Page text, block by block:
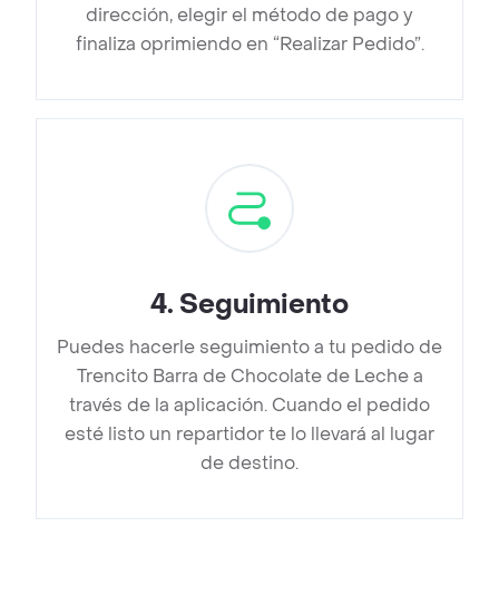
dirección, elegir el método de pago y
finaliza oprimiendo en “Realizar Pedido”.
4. Seguimiento
Puedes hacerle seguimiento a tu pedido de
Trencito Barra de Chocolate de Leche a
través de la aplicación. Cuando el pedido
esté listo un repartidor te lo llevará al lugar
de destino.